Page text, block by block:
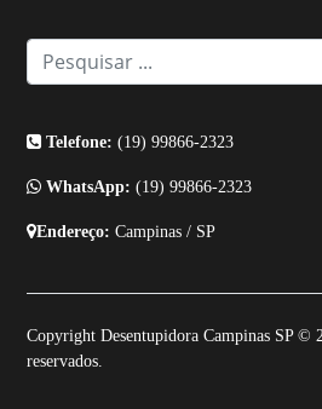
Telefone: (19) 99866-2323
WhatsApp: (19) 99866-2323
Endereço: Campinas / SP
Copyright Desentupidora Campinas SP ©
reservados.